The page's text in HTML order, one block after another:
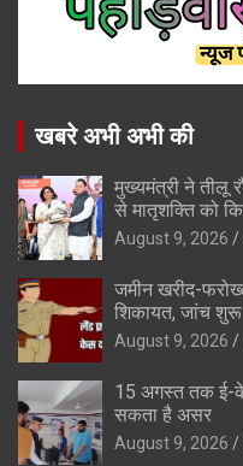
खबरे अभी अभी की
मुख्यमंत्री ने तीलू
से मातृशक्ति को
August 9, 2026
जमीन खरीद-
शिकायत, जांच शुरू
August 9, 2026
15 अगस्त तक ई-
सकता है असर
August 9, 2026